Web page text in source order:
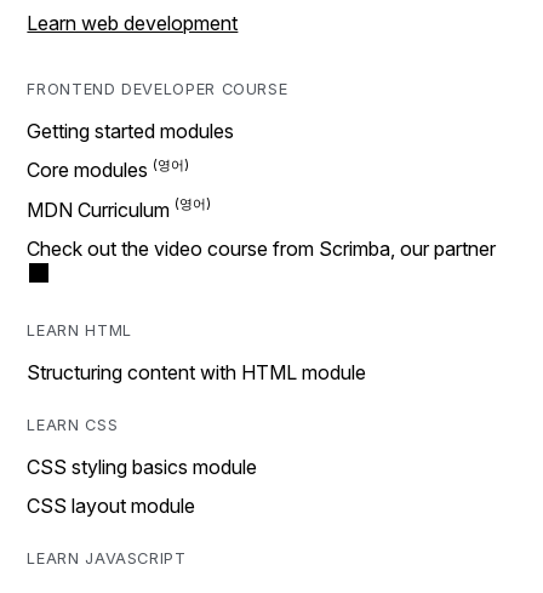
Learn web development
FRONTEND DEVELOPER COURSE
Getting started modules
Core modules
MDN Curriculum
Check out the video course from Scrimba, our partner
LEARN HTML
Structuring content with HTML module
LEARN CSS
CSS styling basics module
CSS layout module
LEARN JAVASCRIPT